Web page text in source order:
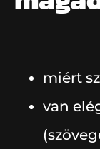
miért
van